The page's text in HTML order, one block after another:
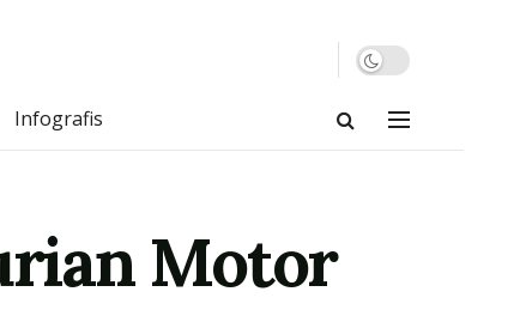
Infografis
Motor